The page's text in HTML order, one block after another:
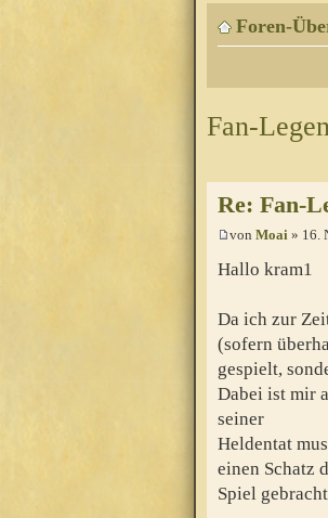
Foren-
Fan-
Re: Fan-
von Moai » 16.
Hallo kram1
Da ich zur
(sofern
gespielt,
Dabei ist mir
seiner
Heldentat
einen Schatz
Spiel